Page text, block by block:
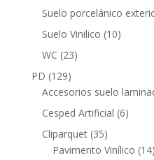
Suelo porcelánico
Suelo Vinilico 1010
WC 2323
PD 129129
productos
Accesorios suelo
Cesped Artificial 66
Cliparquet 3535
productos
Pavimento Vinílico 14